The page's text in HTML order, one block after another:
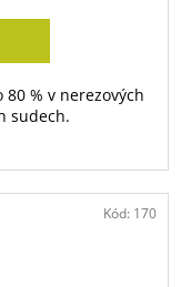
% v nerezových
sudech.
Kód: 170